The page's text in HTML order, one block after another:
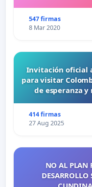
547 firmas
8 Mar 2020
Invitación oficial
para visitar
de esperanza
414 firmas
27 Aug 2025
NO AL PLAN
DESARROLLO